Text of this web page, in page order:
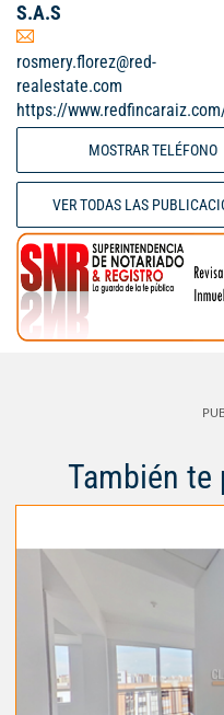
S.A.S
rosmery.florez@red-
realestate.com
https://
MOSTRAR TELÉFONO
VER TODAS LAS
También te